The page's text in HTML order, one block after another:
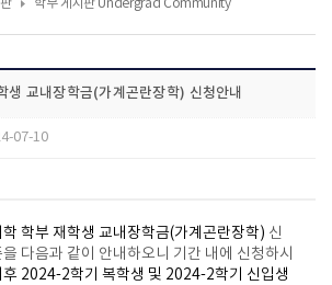
판 학부 게시판 Undergrad Community
생 교내장학금(가계곤란장학) 신청안내
07-10
학부 재학생 교내장학금(가계곤란장학) 신
다음과 같이 안내하오니 기간 내에 신청하시
후 2024-2학기 복학생 및 2024-2학기 신입생